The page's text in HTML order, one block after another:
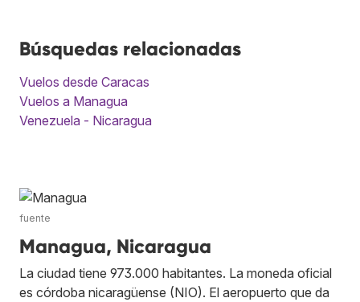
Búsquedas relacionadas
Vuelos desde Caracas
Vuelos a Managua
Venezuela - Nicaragua
fuente
Managua, Nicaragua
La ciudad tiene 973.000 habitantes. La moneda oficial
es córdoba nicaragüense (NIO). El aeropuerto que da